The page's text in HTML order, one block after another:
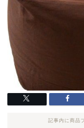
記事内に商品